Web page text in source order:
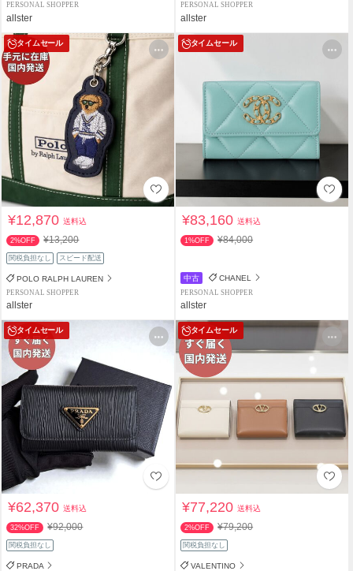
PERSONAL SHOPPER
allster
PERSONAL SHOPPER
allster
タイムセール
¥12,870送料込
2%OFF ¥13,200
関税負担なし スピード配送
POLO RALPH LAUREN
PERSONAL SHOPPER
allster
タイムセール
¥83,160送料込
1%OFF ¥84,000
中古 CHANEL
PERSONAL SHOPPER
allster
タイムセール
¥62,370送料込
32%OFF ¥92,000
関税負担なし
PRADA
タイムセール
¥77,220送料込
2%OFF ¥79,200
関税負担なし
VALENTINO